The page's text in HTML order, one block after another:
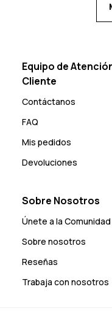
Equipo de
Cliente
Contáctanos
FAQ
Mis pedidos
Devoluciones
Sobre Nosotros
Únete a la Comunidad
Sobre nosotros
Reseñas
Trabaja con nosotros